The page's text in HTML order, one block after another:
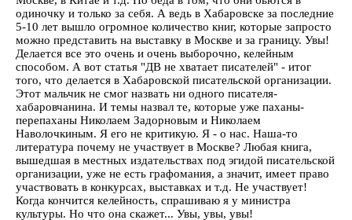
одиночку и только за себя. А ведь в Хабаровске за последние
5-10 лет вышло огромное количество книг, которые запросто
можно представить на выставку в Москве и за границу. Увы!
Делается все это очень и очень выборочно, келейным
способом. А вот статья "ДВ не хватает писателей" - итог
того, что делается в Хабаровской писательской организации.
Этот мальчик не смог назвать ни одного писателя-
хабаровчанина. И темы назвал те, которые уже паханы-
перепаханы Николаем Задорновым и Николаем
Наволочкиным. Я его не критикую. Я - о нас. Наша-то
литература почему не участвует в Москве? Любая книга,
вышедшая в местных издательствах под эгидой писательской
организации, уже не есть графомания, а значит, имеет право
участвовать в конкурсах, выставках и т.д. Не участвует!
Когда кончится келейность, спрашиваю я у министра
культуры. Но что она скажет... Увы, увы, увы!